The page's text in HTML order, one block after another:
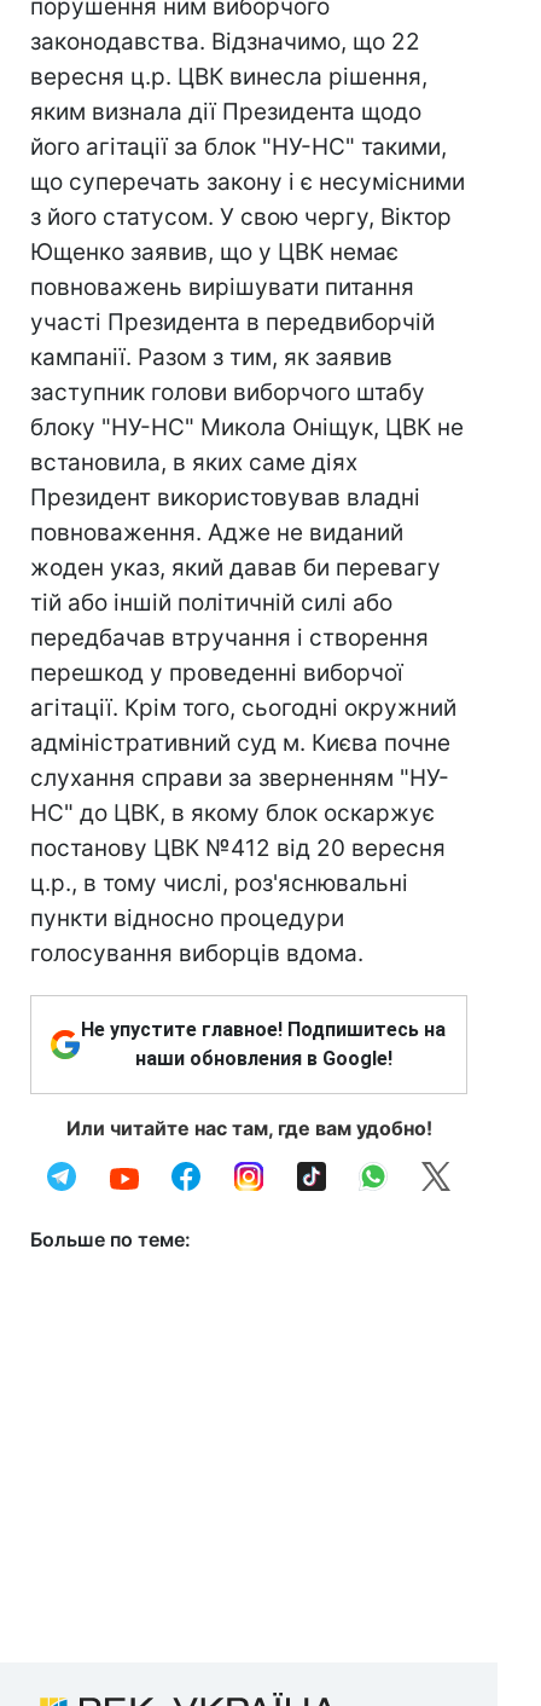
порушення ним виборчого
законодавства. Відзначимо, що 22
вересня ц.р. ЦВК винесла рішення,
яким визнала дії Президента щодо
його агітації за блок "НУ-НС" такими,
що суперечать закону і є несумісними
з його статусом. У свою чергу, Віктор
Ющенко заявив, що у ЦВК немає
повноважень вирішувати питання
участі Президента в передвиборчій
кампанії. Разом з тим, як заявив
заступник голови виборчого штабу
блоку "НУ-НС" Микола Оніщук, ЦВК не
встановила, в яких саме діях
Президент використовував владні
повноваження. Адже не виданий
жоден указ, який давав би перевагу
тій або іншій політичній силі або
передбачав втручання і створення
перешкод у проведенні виборчої
агітації. Крім того, сьогодні окружний
адміністративний суд м. Києва почне
слухання справи за зверненням "НУ-
НС" до ЦВК, в якому блок оскаржує
постанову ЦВК №412 від 20 вересня
ц.р., в тому числі, роз'яснювальні
пункти відносно процедури
голосування виборців вдома.
Не упустите главное! Подпишитесь на
наши обновления в Google!
Или читайте нас там, где вам удобно!
Больше по теме: